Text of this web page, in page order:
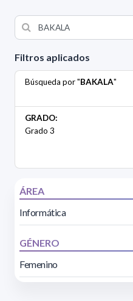
Filtros aplicados
Búsqueda por "BAKALA"
GRADO:
Grado 3
ÁREA
Informática
GÉNERO
Femenino